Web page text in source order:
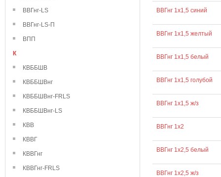
ВВГнг-LS
ВВГнг-LS-П
ВПП
К
КВББШВ
КВББШВнг
КВББШВнг-FRLS
КВББШВнг-LS
КВВ
КВВГ
КВВГнг
КВВГнг-FRLS
ВВГнг 1х1,5 синий
ВВГнг 1х1,5 желтый
ВВГнг 1х1,5 белый
ВВГнг 1х1,5 голубой
ВВГнг 1х1,5 ж/з
ВВГнг 1х2
ВВГнг 1х2,5 белый
ВВГнг 1х2,5 ж/з